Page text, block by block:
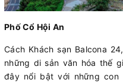
Phố Cổ Hội An
Cách Khách sạn Balcona
những di sản văn hóa thế
đây nổi bật với những